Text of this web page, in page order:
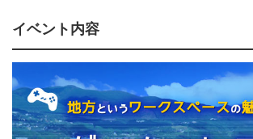
イベント内容